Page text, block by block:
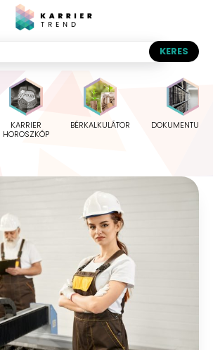
KARRIER
HOROSZKÓP
BÉRKALKULÁTOR